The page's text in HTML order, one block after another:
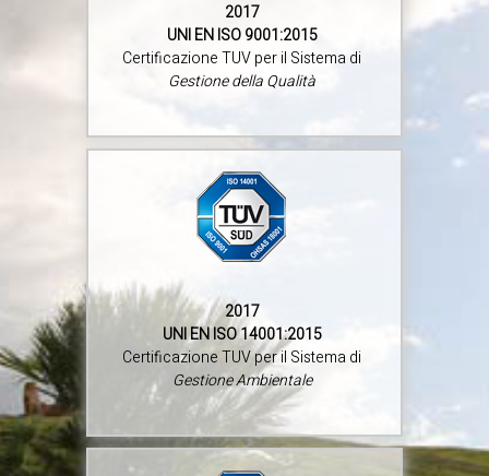
2017
UNI EN ISO 9001:2015
Certificazione TUV per il Sistema di
Gestione della Qualità
2017
UNI EN ISO 14001:2015
Certificazione TUV per il Sistema di
Gestione Ambientale